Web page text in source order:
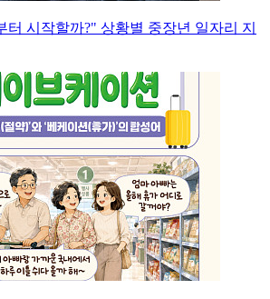
터 시작할까?" 상황별 중장년 일자리 지